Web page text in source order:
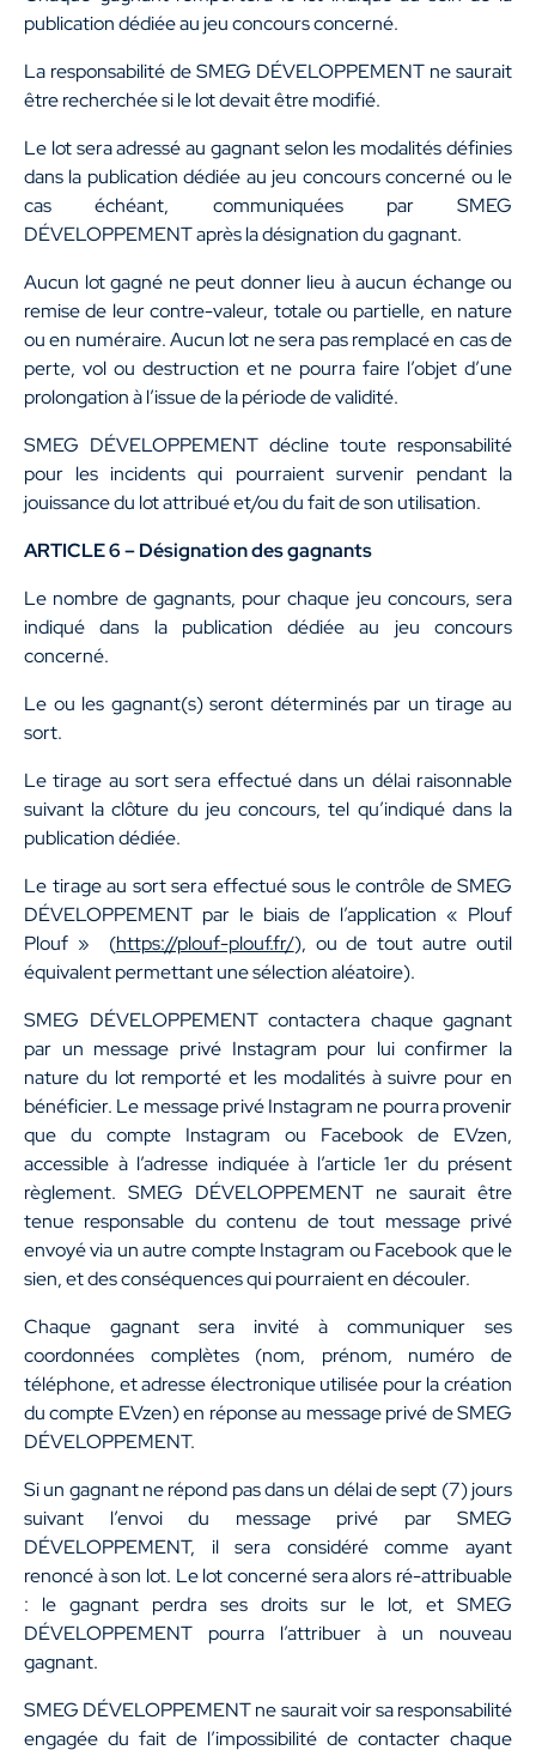
publication dédiée au jeu concours concerné.
La responsabilité de SMEG DÉVELOPPEMENT ne saurait
être recherchée si le lot devait être modifié.
Le lot sera adressé au gagnant selon les modalités définies
dans la publication dédiée au jeu concours concerné ou le
cas échéant, communiquées par SMEG
DÉVELOPPEMENT après la désignation du gagnant.
Aucun lot gagné ne peut donner lieu à aucun échange ou
remise de leur contre-valeur, totale ou partielle, en nature
ou en numéraire. Aucun lot ne sera pas remplacé en cas de
perte, vol ou destruction et ne pourra faire l’objet d’une
prolongation à l’issue de la période de validité.
SMEG DÉVELOPPEMENT décline toute responsabilité
pour les incidents qui pourraient survenir pendant la
jouissance du lot attribué et/ou du fait de son utilisation.
ARTICLE 6 – Désignation des gagnants
Le nombre de gagnants, pour chaque jeu concours, sera
indiqué dans la publication dédiée au jeu concours
concerné.
Le ou les gagnant(s) seront déterminés par un tirage au
sort.
Le tirage au sort sera effectué dans un délai raisonnable
suivant la clôture du jeu concours, tel qu’indiqué dans la
publication dédiée.
Le tirage au sort sera effectué sous le contrôle de SMEG
DÉVELOPPEMENT par le biais de l’application « Plouf
Plouf » (https://plouf-plouf.fr/), ou de tout autre outil
équivalent permettant une sélection aléatoire).
SMEG DÉVELOPPEMENT contactera chaque gagnant
par un message privé Instagram pour lui confirmer la
nature du lot remporté et les modalités à suivre pour en
bénéficier. Le message privé Instagram ne pourra provenir
que du compte Instagram ou Facebook de EVzen,
accessible à l’adresse indiquée à l’article 1er du présent
règlement. SMEG DÉVELOPPEMENT ne saurait être
tenue responsable du contenu de tout message privé
envoyé via un autre compte Instagram ou Facebook que le
sien, et des conséquences qui pourraient en découler.
Chaque gagnant sera invité à communiquer ses
coordonnées complètes (nom, prénom, numéro de
téléphone, et adresse électronique utilisée pour la création
du compte EVzen) en réponse au message privé de SMEG
DÉVELOPPEMENT.
Si un gagnant ne répond pas dans un délai de sept (7) jours
suivant l’envoi du message privé par SMEG
DÉVELOPPEMENT, il sera considéré comme ayant
renoncé à son lot. Le lot concerné sera alors ré-attribuable
: le gagnant perdra ses droits sur le lot, et SMEG
DÉVELOPPEMENT pourra l’attribuer à un nouveau
gagnant.
SMEG DÉVELOPPEMENT ne saurait voir sa responsabilité
engagée du fait de l’impossibilité de contacter chaque